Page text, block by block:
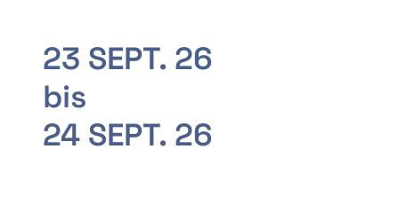
23 SEPT. 26
bis
24 SEPT. 26